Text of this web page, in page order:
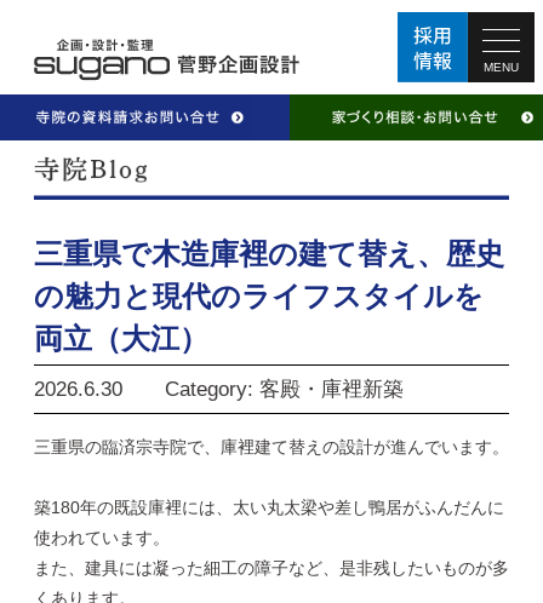
MENU
三重県で木造庫裡の建て替え、歴史
の魅力と現代のライフスタイルを
両立（大江）
2026.6.30 Category: 客殿・庫裡新築
三重県の臨済宗寺院で、庫裡建て替えの設計が進んでいます。
築180年の既設庫裡には、太い丸太梁や差し鴨居がふんだんに
使われています。
また、建具には凝った細工の障子など、是非残したいものが多
くあります。